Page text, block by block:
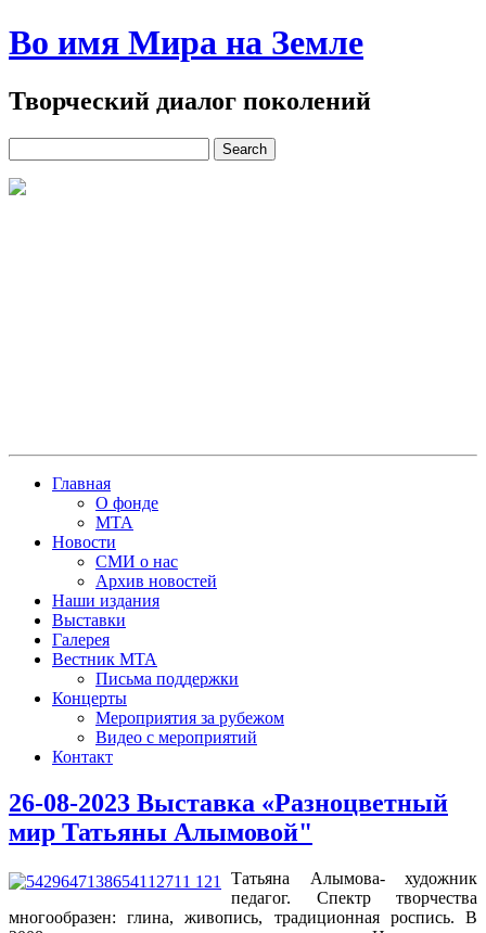
Во имя Мира на Земле
Творческий диалог поколений
Главная
О фонде
МТА
Новости
СМИ о нас
Архив новостей
Наши издания
Выставки
Галерея
Вестник МТА
Письма поддержки
Концерты
Мероприятия за рубежом
Видео с мероприятий
Контакт
26-08-2023 Выставка «Разноцветный
мир Татьяны Алымовой"
Татьяна Алымова- художник
педагог. Спектр творчества
многообразен: глина, живопись, традиционная роспись. В